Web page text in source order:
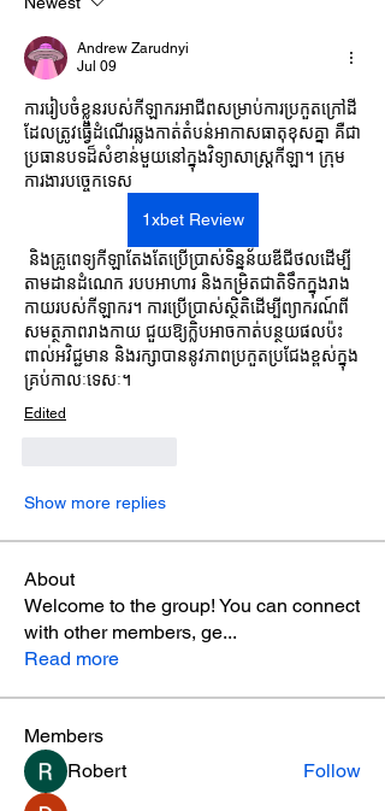
Andrew Zarudnyi
Jul 09
ការរៀបចំខ្លួនរបស់កីឡាករអាជីពសម្រាប់ការប្រកួតក្រៅដី
ដែលត្រូវធ្វើដំណើរឆ្លងកាត់តំបន់អាកាសធាតុខុសគ្នា គឺជា
ប្រធានបទដ៏សំខាន់មួយនៅក្នុងវិទ្យាសាស្ត្រកីឡា។ ក្រុម
ការងារបច្ចេកទេស
1xbet Review
តាមដានដំណេក របបអាហារ និងកម្រិតជាតិទឹកក្នុងរាង
កាយរបស់កីឡាករ។ ការប្រើប្រាស់ស្ថិតិដើម្បីព្យាករណ៍ពី
សមត្ថភាពរាងកាយ ជួយឱ្យក្លិបអាចកាត់បន្ថយផលប៉ះ
ពាល់អវិជ្ជមាន និងរក្សាបាននូវភាពប្រកួតប្រជែងខ្ពស់ក្នុង
គ្រប់កាលៈទេសៈ។
Edited
Show more replies
About
Welcome to the group! You can connect
with other members, ge...
Read more
Members
Robert
Follow